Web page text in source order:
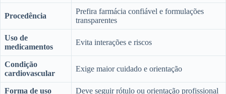
Procedência
Prefira farmácia confiável e formulações
transparentes
Uso de
medicamentos
Evita interações e riscos
Condição
cardiovascular
Exige maior cuidado e orientação
Forma de uso Deve seguir rótulo ou orientação profissional